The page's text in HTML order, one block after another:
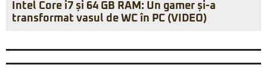
Intel Core i7 și 64 GB RAM: Un gamer și-a
transformat vasul de WC în PC (VIDEO)